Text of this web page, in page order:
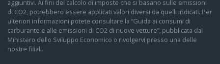
aggiuntivi. Ai fini del calcolo di imposte che si basano sulle emissioni
di CO2, potrebbero essere applicati valori diversi da quelli indicati. Per
ulteriori informazioni potete consultare la “Guida ai consumi di
carburante e alle emissioni di CO2 di nuove vetture”, pubblicata dal
Ministero dello Sviluppo Economico o rivolgervi presso una delle
nostre filiali.